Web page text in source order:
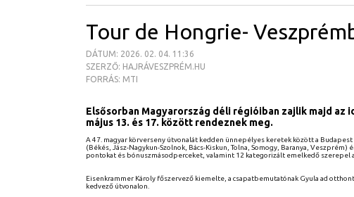
Tour de Hongrie-
DÁTUM: 2026. 02. 04. 11:36
SZERZŐ: HAJRÁVESZPRÉM.HU
FORRÁS: MTI
Elsősorban Magyarország déli régióiban zajlik majd
május 13. és 17. között rendeznek meg.
A 47. magyar körverseny útvonalát kedden ünnepélyes keretek között a
(Békés, Jász-Nagykun-Szolnok, Bács-Kiskun, Tolna, Somogy, Baranya,
pontokat és bónuszmásodperceket, valamint 12 kategorizált emelkedő szerepel
Eisenkrammer Károly főszervező kiemelte, a csapatbemutatónak Gyula ad
kedvező útvonalon.